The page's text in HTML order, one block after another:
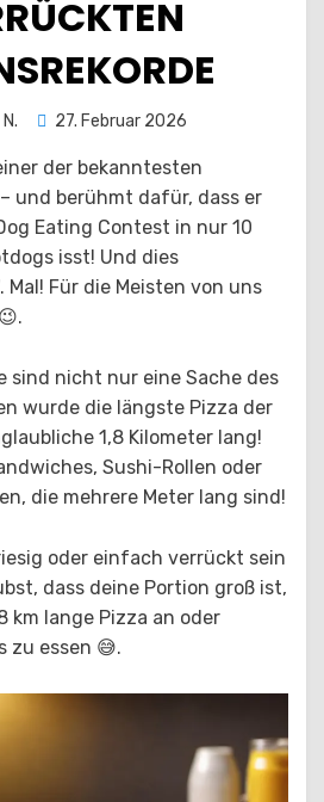
Posted
27. Februar 2026
der bekanntesten
und berühmt dafür, dass er
Eating Contest in nur 10
isst! Und dies
Für die Meisten von uns
sind nicht nur eine Sache des
wurde die längste Pizza der
1,8 Kilometer lang!
Sushi-Rollen oder
die mehrere Meter lang sind!
oder einfach verrückt sein
dass deine Portion groß ist,
km lange Pizza an oder
zu essen 😅.